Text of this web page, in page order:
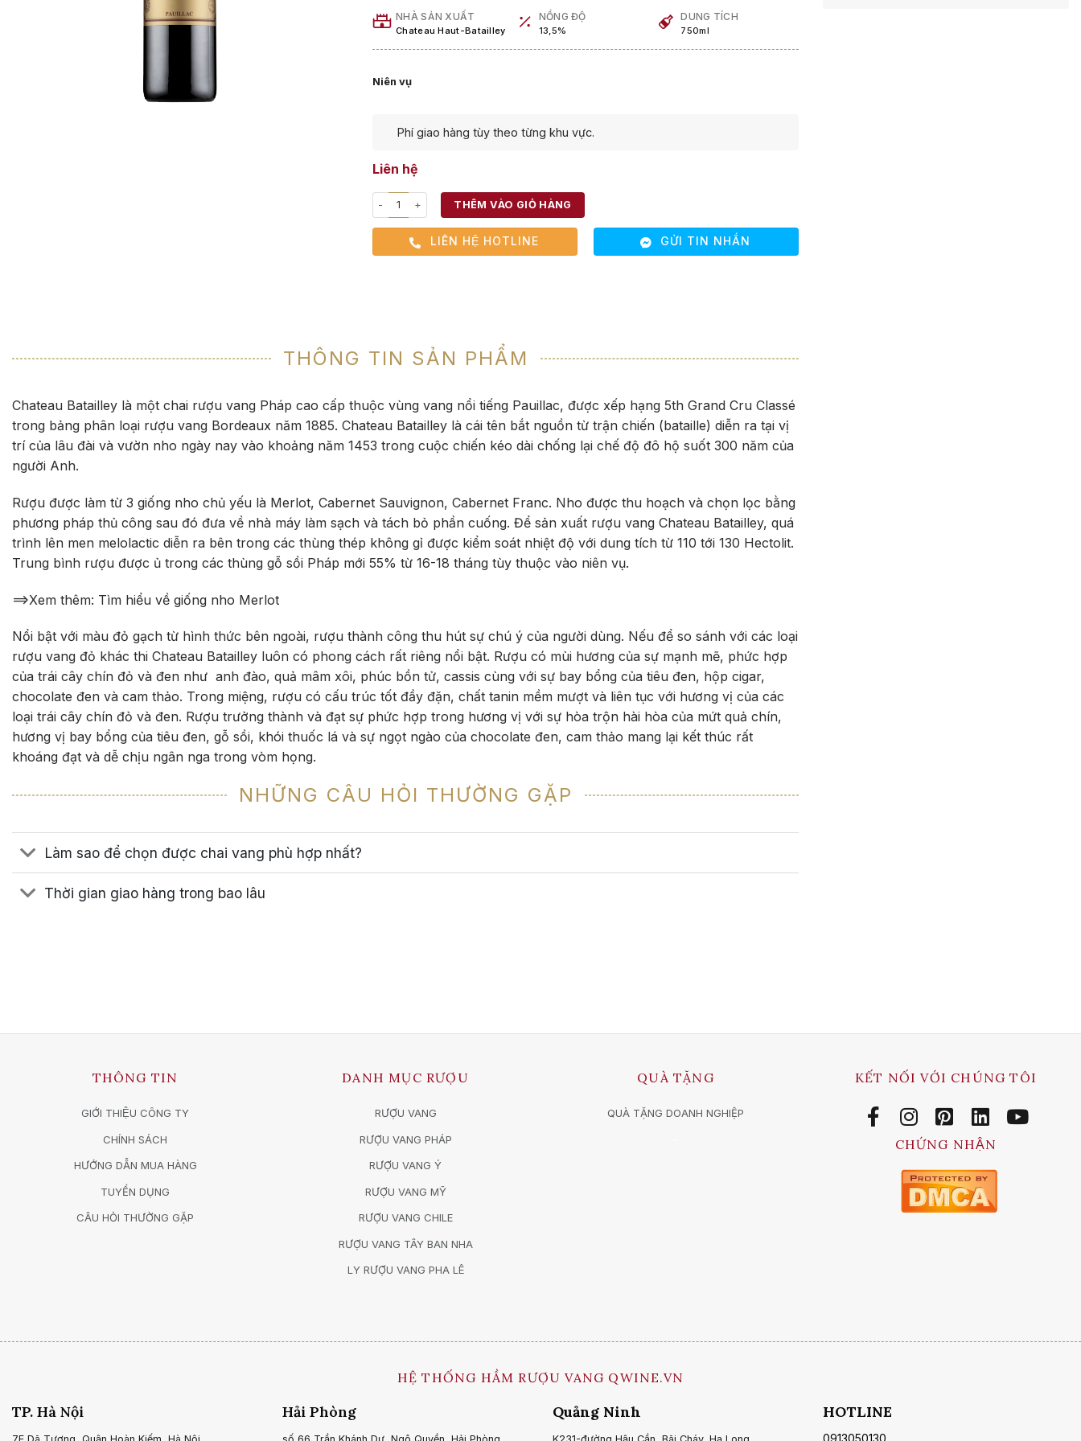
NHÀ SẢN XUẤT
Chateau Haut-Batailley
NỒNG ĐỘ
13,5%
DUNG TÍCH
750ml
Niên vụ
Phí giao hàng tùy theo từng khu vực.
Liên hệ
THÊM VÀO GIỎ HÀNG
LIÊN HỆ HOTLINE GỬI TIN NHẮN
THÔNG TIN SẢN PHẨM
Chateau Batailley là một chai rượu vang Pháp cao cấp thuộc vùng vang nổi tiếng Pauillac, được xếp hạng 5th Grand Cru Classé
trong bảng phân loại rượu vang Bordeaux năm 1885. Chateau Batailley là cái tên bắt nguồn từ trận chiến (bataille) diễn ra tại vị
trí của lâu đài và vườn nho ngày nay vào khoảng năm 1453 trong cuộc chiến kéo dài chống lại chế độ đô hộ suốt 300 năm của
người Anh.
Rượu được làm từ 3 giống nho chủ yếu là Merlot, Cabernet Sauvignon, Cabernet Franc. Nho được thu hoạch và chọn lọc bằng
phương pháp thủ công sau đó đưa về nhà máy làm sạch và tách bỏ phần cuống. Để sản xuất rượu vang Chateau Batailley, quá
trình lên men melolactic diễn ra bên trong các thùng thép không gỉ được kiểm soát nhiệt độ với dung tích từ 110 tới 130 Hectolit.
Trung bình rượu được ủ trong các thùng gỗ sồi Pháp mới 55% từ 16-18 tháng tùy thuộc vào niên vụ.
==>Xem thêm: Tìm hiểu về giống nho Merlot
Nổi bật với màu đỏ gạch từ hình thức bên ngoài, rượu thành công thu hút sự chú ý của người dùng. Nếu để so sánh với các loại
rượu vang đỏ khác thi Chateau Batailley luôn có phong cách rất riêng nổi bật. Rượu có mùi hương của sự mạnh mẽ, phức hợp
của trái cây chín đỏ và đen như anh đào, quả mâm xôi, phúc bồn tử, cassis cùng với sự bay bổng của tiêu đen, hộp cigar,
chocolate đen và cam thảo. Trong miệng, rượu có cấu trúc tốt đầy đặn, chất tanin mềm mượt và liên tục với hương vị của các
loại trái cây chín đỏ và đen. Rượu trưởng thành và đạt sự phức hợp trong hương vị với sự hòa trộn hài hòa của mứt quả chín,
hương vị bay bổng của tiêu đen, gỗ sồi, khói thuốc lá và sự ngọt ngào của chocolate đen, cam thảo mang lại kết thúc rất
khoáng đạt và dễ chịu ngân nga trong vòm họng.
NHỮNG CÂU HỎI THƯỜNG GẶP
Làm sao để chọn được chai vang phù hợp nhất?
Thời gian giao hàng trong bao lâu
THÔNG TIN
GIỚI THIỆU CÔNG TY
CHÍNH SÁCH
HƯỚNG DẪN MUA HÀNG
TUYỂN DỤNG
CÂU HỎI THƯỜNG GẶP
DANH MỤC RƯỢU
RƯỢU VANG
RƯỢU VANG PHÁP
RƯỢU VANG Ý
RƯỢU VANG MỸ
RƯỢU VANG CHILE
RƯỢU VANG TÂY BAN NHA
LY RƯỢU VANG PHA LÊ
QUÀ TẶNG
QUÀ TẶNG DOANH NGHIỆP
KẾT NỐI VỚI CHÚNG TÔI
CHỨNG NHẬN
HỆ THỐNG HẦM RƯỢU VANG QWINE.VN
TP. Hà Nội Hải Phòng Quảng Ninh HOTLINE
0913050130